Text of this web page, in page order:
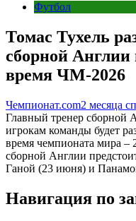
Футбол
Томас Тухель
сборной
время ЧМ-2026
Чемпионат.com2 месяца
Главный тренер сборной
игрокам команды будет
время чемпионата мира –
сборной Англии
Ганой (23 июня) и
Навигация по